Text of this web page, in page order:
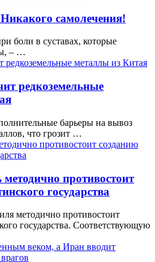
самолечения!
боли в суставах, которые
– …
редкоземельные
барьеры на вывоз
что грозит …
противостоит
государства
методично противостоит
государства. Соответствующую